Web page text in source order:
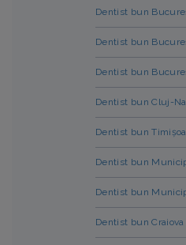
Dentist bun
Dentist bun
Dentist bun
Dentist bun Cluj-
Dentist bun
Dentist bun
Dentist bun
Dentist bun Craiova